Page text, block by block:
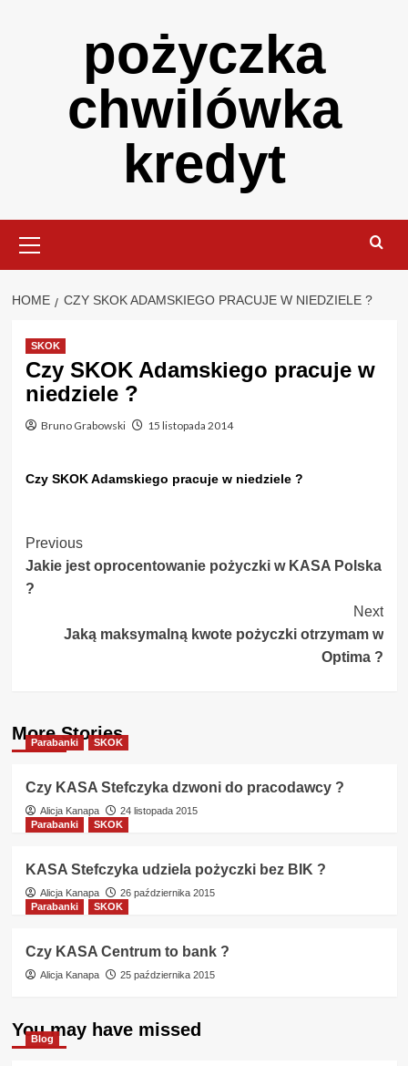
pożyczka
chwilówka
kredyt
Menu
HOME CZY SKOK ADAMSKIEGO PRACUJE W NIEDZIELE ?
SKOK
Czy SKOK Adamskiego pracuje w
niedziele ?
Bruno Grabowski 15 listopada 2014
Czy SKOK Adamskiego pracuje w niedziele ?
Post
Navigation
Previous
Jakie jest oprocentowanie pożyczki w KASA Polska
?
Next
Jaką maksymalną kwote pożyczki otrzymam w
Optima ?
More Stories
Parabanki SKOK
Czy KASA Stefczyka dzwoni do pracodawcy ?
Alicja Kanapa
24 listopada 2015
Parabanki
SKOK
KASA Stefczyka udziela pożyczki bez BIK ?
Alicja Kanapa
26 października 2015
Parabanki
SKOK
Czy KASA Centrum to bank ?
Alicja Kanapa 25 października 2015
You may have missed
Blog